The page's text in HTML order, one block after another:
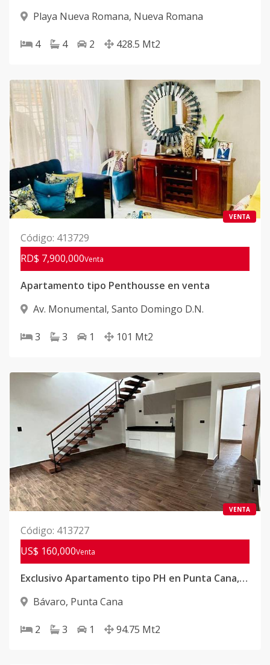
Playa Nueva Romana, Nueva Romana
4 4 2 428.5 Mt2
VENTA
Código: 413729
RD$ 7,900,000Venta
Apartamento tipo Penthousse en venta
Av. Monumental, Santo Domingo D.N.
3 3 1 101 Mt2
VENTA
Código: 413727
US$ 160,000Venta
Exclusivo Apartamento tipo PH en Punta Cana, con acceso privado a la playa
Bávaro, Punta Cana
2 3 1 94.75 Mt2